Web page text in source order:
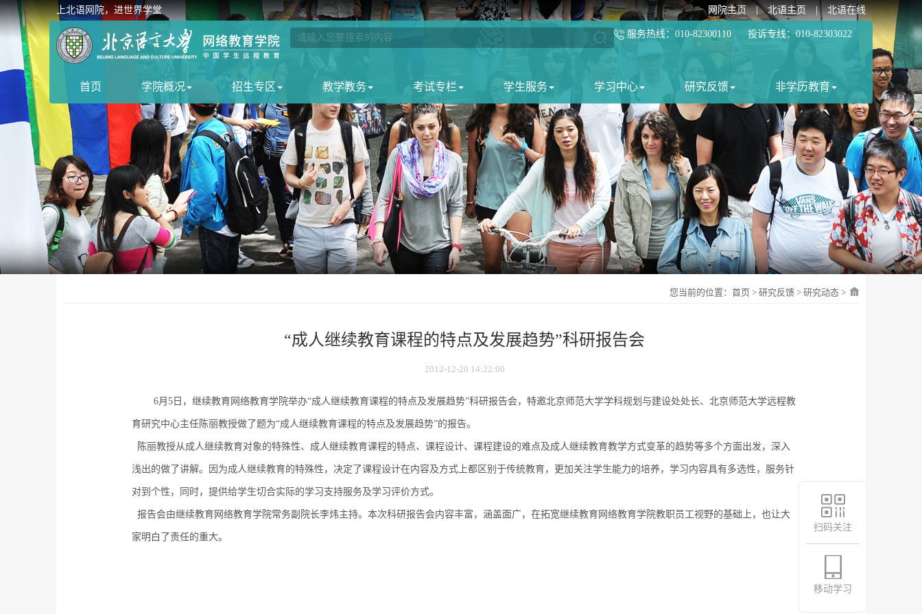
上北语网院，进世界学堂 网院主页|北语主页|北语在线
服务热线：010-82300110 投诉专线：010-82303022
首页 学院概况 招生专区 教学教务 考试专栏 学生服务 学习中心 研究反馈 非学历教育
扫码关注
移动学习
您当前的位置： 首页 > 研究反馈 > 研究动态 >
“成人继续教育课程的特点及发展趋势”科研报告会
2012-12-20 14:22:00
6月 5 日，继续教育网络教育学院举办“成人继续教育课程的特点及发展趋势”科研报告会，特邀北京师范大学学科规划与建设处处长、北京师范大学远程教
育研究中心主任陈丽教授做了题为“成人继续教育课程的特点及发展趋势”的报告。
陈丽教授从成人继续教育对象的特殊性、成人继续教育课程的特点、课程设计、课程建设的难点及成人继续教育教学方式变革的趋势等多个方面出发，深入
浅出的做了讲解。因为成人继续教育的特殊性，决定了课程设计在内容及方式上都区别于传统教育，更加关注学生能力的培养，学习内容具有多选性，服务针
对到个性，同时，提供给学生切合实际的学习支持服务及学习评价方式。
报告会由继续教育网络教育学院常务副院长李炜主持。本次科研报告会内容丰富，涵盖面广，在拓宽继续教育网络教育学院教职员工视野的基础上，也让大
家明白了责任的重大。